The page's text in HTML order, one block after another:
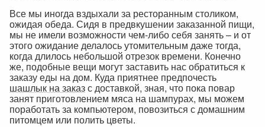
Все мы иногда вздыхали за ресторанным столиком,
ожидая обеда. Сидя в предвкушении заказанной пищи,
мы не имели возможности чем-либо себя занять – и от
этого ожидание делалось утомительным даже тогда,
когда длилось небольшой отрезок времени. Конечно
же, подобные вещи могут заставить нас обратиться к
заказу еды на дом. Куда приятнее предпочесть
шашлык на заказс доставкой, зная, что пока повар
занят приготовлением мяса на шампурах, мы можем
поработать за компьютером, повозиться с домашним
питомцем или полить цветы.